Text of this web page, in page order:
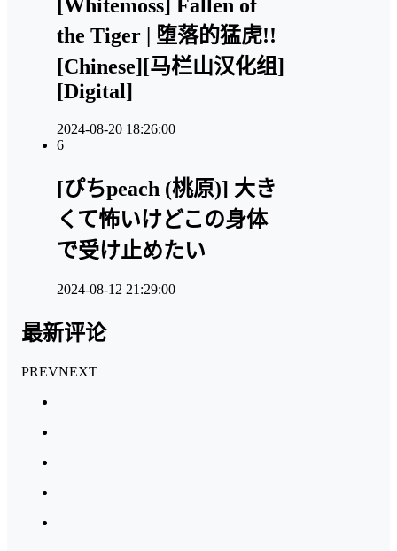
[Whitemoss] Fallen of
the Tiger | 堕落的猛虎!!
[Chinese][马栏山汉化组]
[Digital]
2024-08-20 18:26:00
6
[ぴちpeach (桃原)] 大き
くて怖いけどこの身体
で受け止めたい
2024-08-12 21:29:00
最新评论
PREVNEXT